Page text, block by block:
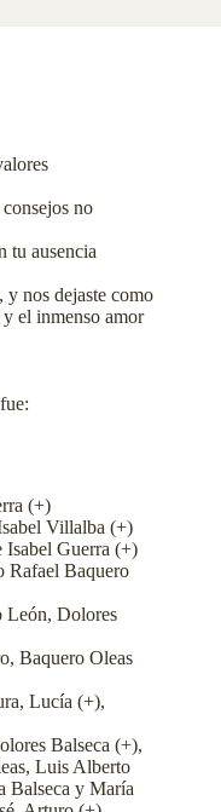
no
tu ausencia
y nos dejaste como
el inmenso amor
(+)
Villalba (+)
Isabel Guerra (+)
Rafael Baquero
León, Dolores
Baquero Oleas
Lucía (+),
Balseca (+),
Luis Alberto
Balseca y María